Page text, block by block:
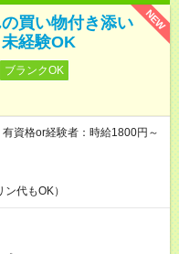
NEW
買い物付き添い
経験OK
ブランクOK
資格or経験者：時給1800円～
代もOK）